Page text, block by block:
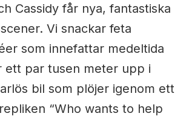
Cassidy får nya, fantastiska
Vi snackar feta
som innefattar medeltida
ett par tusen meter upp i
bil som plöjer igenom ett
“Who wants to help